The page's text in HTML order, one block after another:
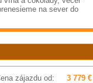
na sever do
zájazdu od:
3 779 €